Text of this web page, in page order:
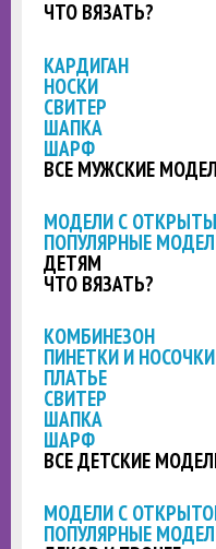
ЧТО ВЯЗАТЬ?
КАРДИГАН
НОСКИ
СВИТЕР
ШАПКА
ШАРФ
ВСЕ МУЖСКИЕ
МОДЕЛИ С
ПОПУЛЯРНЫЕ
ДЕТЯМ
ЧТО ВЯЗАТЬ?
КОМБИНЕЗОН
ПИНЕТКИ И НОСОЧКИ
ПЛАТЬЕ
СВИТЕР
ШАПКА
ШАРФ
ВСЕ ДЕТСКИЕ
МОДЕЛИ С
ПОПУЛЯРНЫЕ